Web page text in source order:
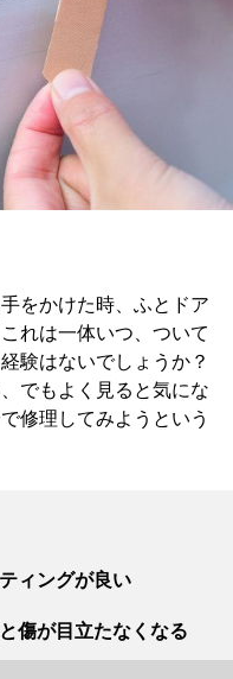
をかけた時、ふとドア
れは一体いつ、ついて
験はないでしょうか？
でもよく見ると気にな
修理してみようという
ィングが良い
傷が目立たなくなる